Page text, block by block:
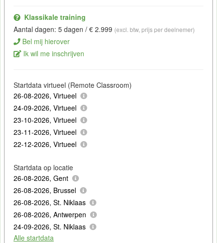
Klassikale training
Aantal dagen: 5 dagen / € 2.999 (excl. btw, prijs per deelnemer)
Bel mij hierover
Ik wil me inschrijven
Startdata virtueel (Remote Classroom)
26-08-2026, Virtueel
24-09-2026, Virtueel
23-10-2026, Virtueel
23-11-2026, Virtueel
22-12-2026, Virtueel
Startdata op locatie
26-08-2026, Gent
26-08-2026, Brussel
26-08-2026, St. Niklaas
26-08-2026, Antwerpen
24-09-2026, St. Niklaas
Alle startdata